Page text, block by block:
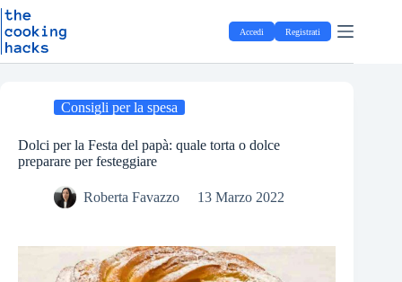
S
t
Salta
al
contenuto
Accedi Registrati
Consigli per la spesa
Dolci per la Festa del papà: quale torta o dolce
preparare per festeggiare
Roberta Favazzo 13 Marzo 2022